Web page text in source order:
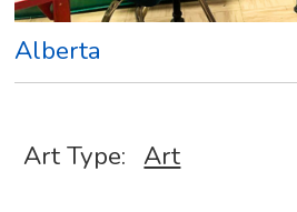
Alberta
Art Type: Art